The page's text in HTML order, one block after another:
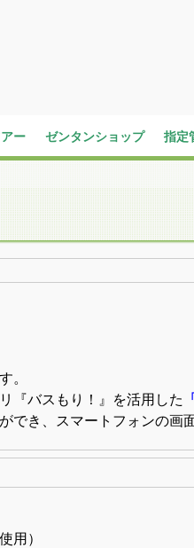
ー ゼンタンショップ 指定
。
『バスもり！』を活用した
き、スマートフォンの画
用）